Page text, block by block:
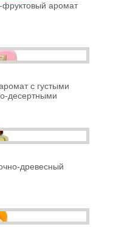
аромат
с густыми
десертными
древесный